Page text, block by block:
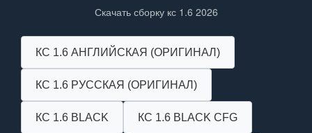
Скачать сборку кс 1.6 2026
КС 1.6 АНГЛИЙСКАЯ (ОРИГИНАЛ)
КС 1.6 РУССКАЯ (ОРИГИНАЛ)
КС 1.6 BLACK КС 1.6 BLACK CFG